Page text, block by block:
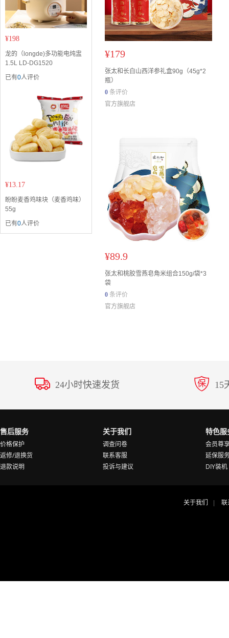
¥198
龙的（longde)多功能电炖盅
1.5L LD-DG1520
已有0人评价
¥13.17
盼盼麦香鸡味块（麦香鸡味）
55g
已有0人评价
¥179
张太和长白山西洋参礼盒90g（45g*2
瓶）
0 条评价
官方旗舰店
¥89.9
张太和桃胶雪燕皂角米组合150g/袋*3
袋
0 条评价
官方旗舰店
24小时快速发货 15
售后服务
价格保护
返修/退换货
退款说明
关于我们
调查问卷
联系客服
投诉与建议
特色服
会员尊
延保服
DIY装机
关于我们 联